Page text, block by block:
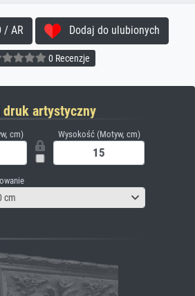
/ AR Dodaj do ulubionych
0 Recenzje
artystyczny
cm) Wysokość (Motyw, cm)
cm